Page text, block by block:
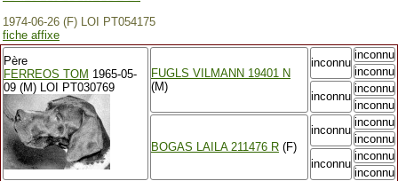
1974-06-26 (F) LOI PT054175
fiche affixe
Père
FERREOS TOM 1965-05-
09 (M) LOI PT030769
FUGLS VILMANN 19401 N
(M)
inconnu
inconnu
inconnu
inconnu
inconnu
inconnu
BOGAS LAILA 211476 R (F)
inconnu
inconnu
inconnu
inconnu
inconnu
inconnu